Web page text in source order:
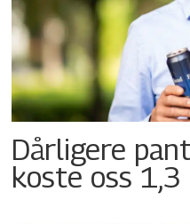
Dårligere
koste oss